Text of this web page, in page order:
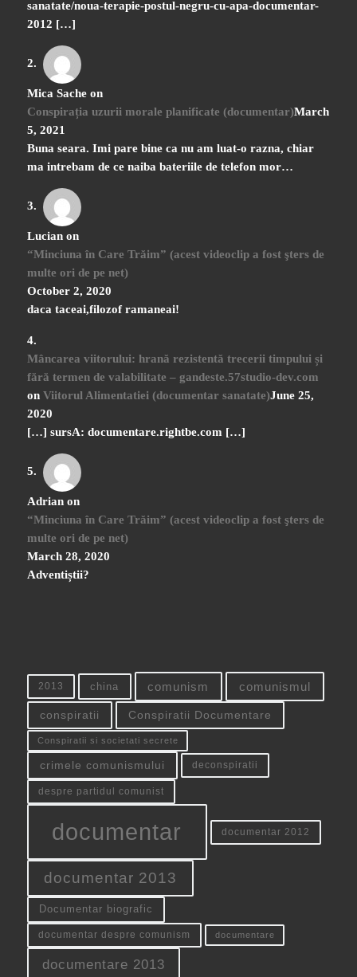
sanatate/noua-terapie-postul-negru-cu-apa-documentar-
2012 […]
Mica Sache on
Conspirația uzurii morale planificate (documentar)March
5, 2021
Buna seara. Imi pare bine ca nu am luat-o razna, chiar
ma intrebam de ce naiba bateriile de telefon mor…
Lucian on
“Minciuna în Care Trăim” (acest videoclip a fost şters de
multe ori de pe net)
October 2, 2020
daca taceai,filozof ramaneai!
Mâncarea viitorului: hrană rezistentă trecerii timpului și
fără termen de valabilitate – gandeste.57studio-dev.com
onViitorul Alimentatiei (documentar sanatate)June 25,
2020
[…] sursA: documentare.rightbe.com […]
Adrian on
“Minciuna în Care Trăim” (acest videoclip a fost şters de
multe ori de pe net)
March 28, 2020
Adventiștii?
2013 china comunism comunismul
conspiratii Conspiratii Documentare
Conspiratii si societati secrete
crimele comunismului deconspiratii
despre partidul comunist
documentar documentar 2012
documentar 2013
Documentar biografic
documentar despre comunism documentare
documentare 2013